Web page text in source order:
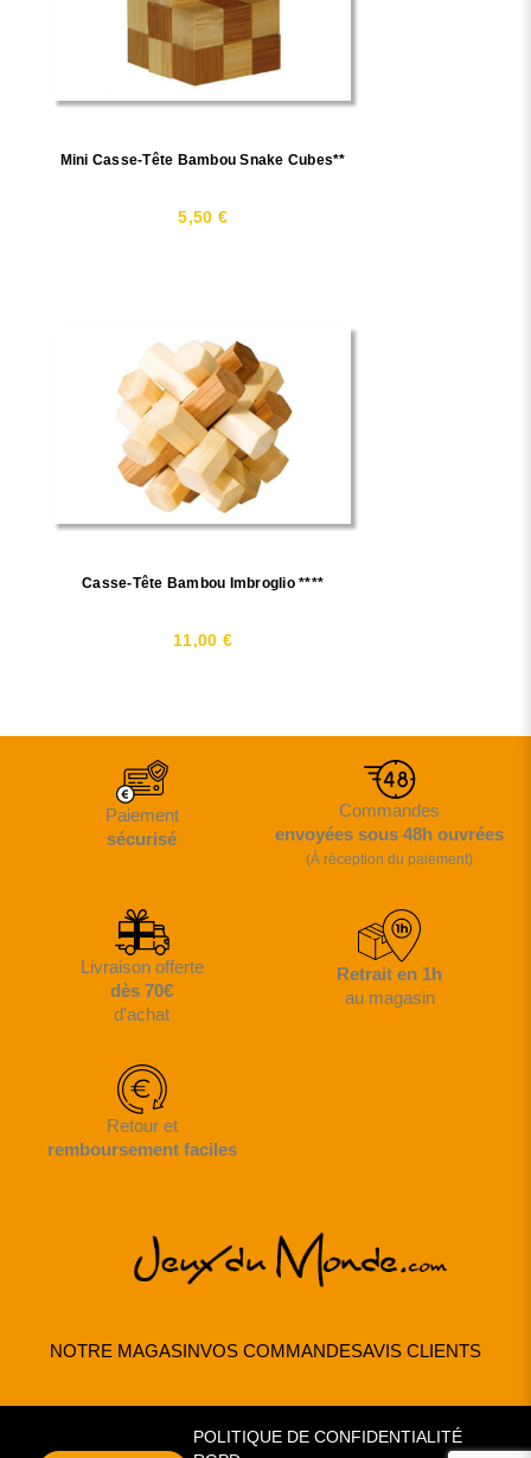
Mini Casse-Tête Bambou Snake Cubes**
5,50 €
Casse-Tête Bambou Imbroglio ****
11,00 €
Paiement
sécurisé
Commandes
envoyées sous 48h ouvrées
(À réception du paiement)
Livraison offerte
dès 70€
d'achat
Retrait en 1h
au magasin
Retour et
remboursement faciles
NOTRE MAGASINVOS COMMANDESAVIS CLIENTS
POLITIQUE DE CONFIDENTIALITÉ